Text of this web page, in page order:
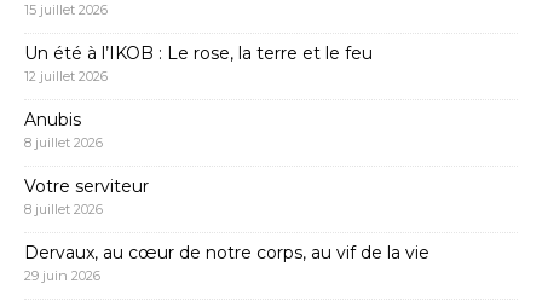
15 juillet 2026
Un été à l’IKOB : Le rose, la terre et le feu
12 juillet 2026
Anubis
8 juillet 2026
Votre serviteur
8 juillet 2026
Dervaux, au cœur de notre corps, au vif de la vie
29 juin 2026